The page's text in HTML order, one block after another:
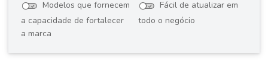
Modelos que fornecem
a capacidade de fortalecer
a marca
Fácil de atualizar em
todo o negócio